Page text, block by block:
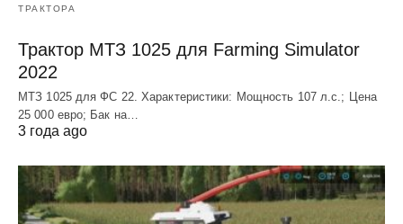
ТРАКТОРА
Трактор МТЗ 1025 для Farming Simulator
2022
МТЗ 1025 для ФС 22. Характеристики: Мощность 107 л.c.; Цена
25 000 евро; Бак на…
3 года ago